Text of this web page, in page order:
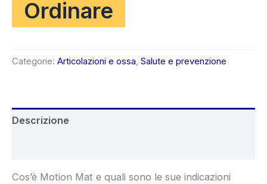
originaleattuale
Ordinare
Categorie: Articolazioni e ossa, Salute e prevenzione
Descrizione
Cos’è Motion Mat e quali sono le sue indicazioni